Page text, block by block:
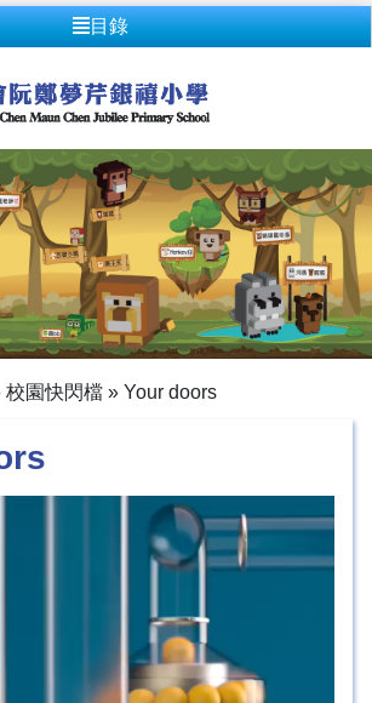
目錄
校園快閃檔 » Your doors